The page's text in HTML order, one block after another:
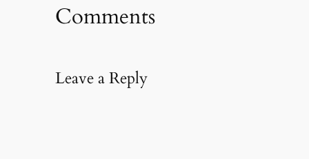
Comments
Leave a Reply